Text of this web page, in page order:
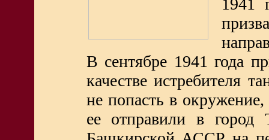
1941
В сентябре 1941 года
качестве истребителя
не попасть в
ее отправили в